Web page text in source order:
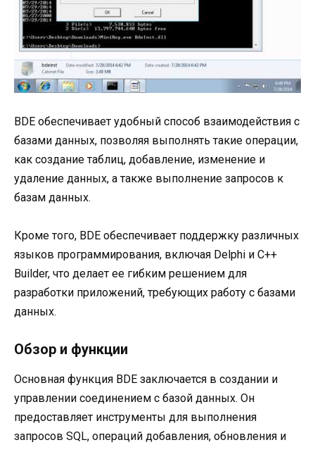
BDE обеспечивает удобный способ взаимодействия с
базами данных, позволяя выполнять такие операции,
как создание таблиц, добавление, изменение и
удаление данных, а также выполнение запросов к
базам данных.
Кроме того, BDE обеспечивает поддержку различных
языков программирования, включая Delphi и C++
Builder, что делает ее гибким решением для
разработки приложений, требующих работу с базами
данных.
Обзор и функции
Основная функция BDE заключается в создании и
управлении соединением с базой данных. Он
предоставляет инструменты для выполнения
запросов SQL, операций добавления, обновления и